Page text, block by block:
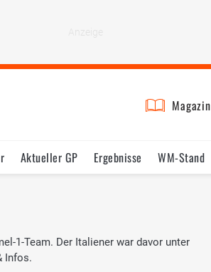
Magazin
Aktueller GP Ergebnisse WM-Stand
1-Team. Der Italiener war davor unter
Infos.